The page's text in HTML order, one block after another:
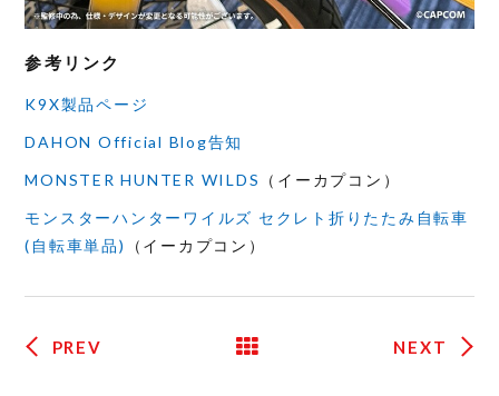
参考リンク
K9X製品ページ
DAHON Official Blog告知
MONSTER HUNTER WILDS
（イーカプコン）
モンスターハンターワイルズ セクレト折りたたみ自転車
(自転車単品)
（イーカプコン）
PREV NEXT